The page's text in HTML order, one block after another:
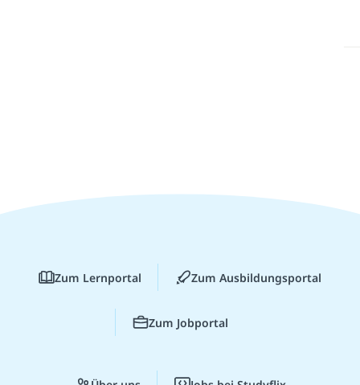
Zum Lernportal Zum Ausbildungsportal
Zum Jobportal